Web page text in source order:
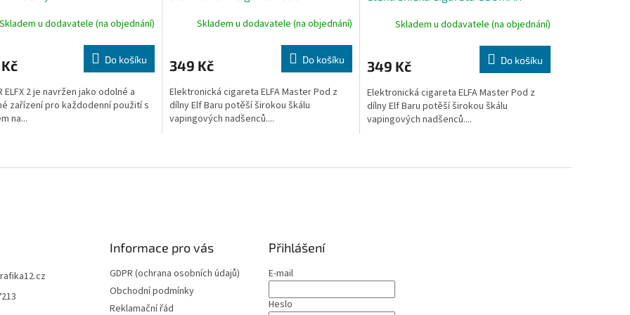
Skladem u dodavatele (na objednání)
Do košíku
ELFX 2 je navržen jako odolné a
zařízení pro každodenní použití s
na...
Skladem u dodavatele (na objednání)
349 Kč Do košíku
Elektronická cigareta ELFA Master Pod z
dílny Elf Baru potěší širokou škálu
vapingových nadšenců....
Skladem u dodavatele (na objednání)
349 Kč Do košíku
Elektronická cigareta ELFA Master Pod z
dílny Elf Baru potěší širokou škálu
vapingových nadšenců....
v
Informace pro vás
GDPR (ochrana osobních údajů)
Obchodní podmínky
Reklamační řád
Přihlášení
E-mail
Heslo